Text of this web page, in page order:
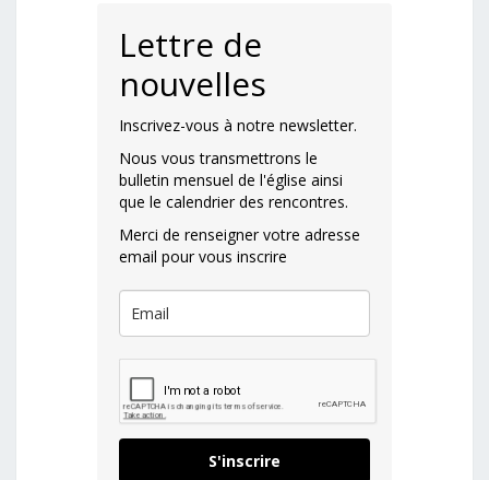
Lettre de
nouvelles
Inscrivez-vous à notre newsletter.
Nous vous transmettrons le
bulletin mensuel de l'église ainsi
que le calendrier des rencontres.
Merci de renseigner votre adresse
email pour vous inscrire
S'inscrire